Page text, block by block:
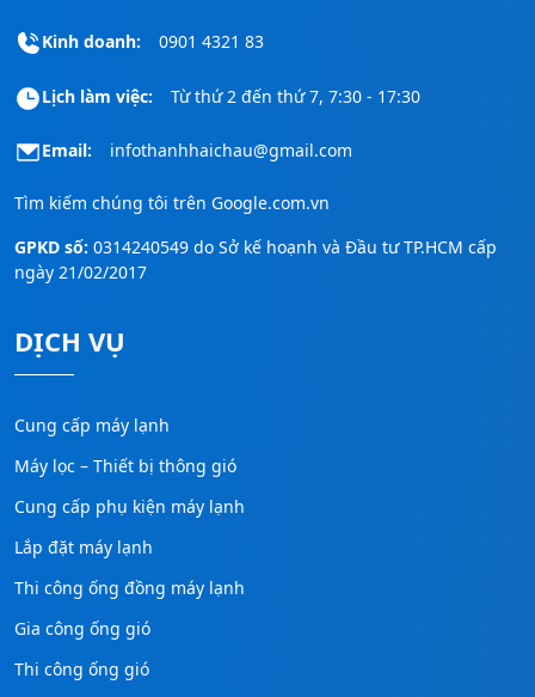
Kinh doanh: 0901 4321 83
Lịch làm việc: Từ thứ 2 đến thứ 7, 7:30 - 17:30
Email: infothanhhaichau@gmail.com
Tìm kiếm chúng tôi trên Google.com.vn
GPKD số: 0314240549 do Sở kế hoạnh và Đầu tư TP.HCM cấp
ngày 21/02/2017
DỊCH VỤ
Cung cấp máy lạnh
Máy lọc – Thiết bị thông gió
Cung cấp phụ kiện máy lạnh
Lắp đặt máy lạnh
Thi công ống đồng máy lạnh
Gia công ống gió
Thi công ống gió